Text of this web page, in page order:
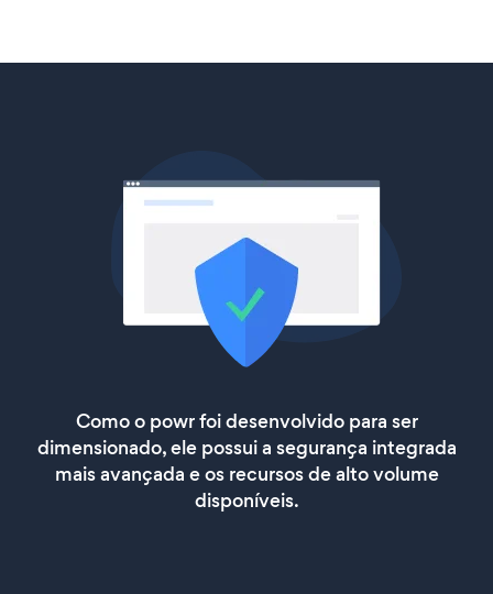
Como o powr foi desenvolvido para ser
dimensionado, ele possui a segurança integrada
mais avançada e os recursos de alto volume
disponíveis.